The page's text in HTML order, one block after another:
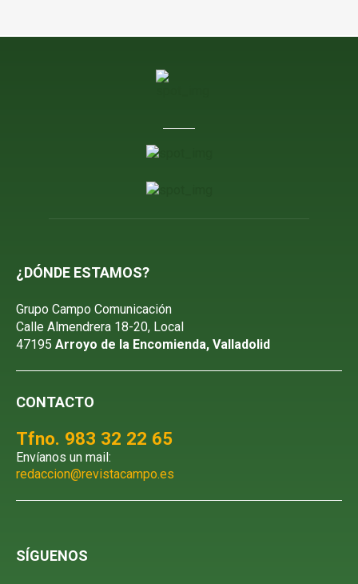
¿DÓNDE ESTAMOS?
Grupo Campo Comunicación
Calle Almendrera 18-20, Local
47195 Arroyo de la Encomienda, Valladolid
CONTACTO
Tfno. 983 32 22 65
Envíanos un mail:
redaccion@revistacampo.es
SÍGUENOS